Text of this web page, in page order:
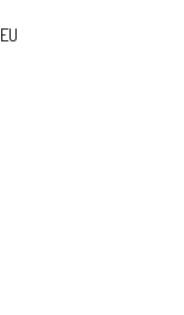
EU